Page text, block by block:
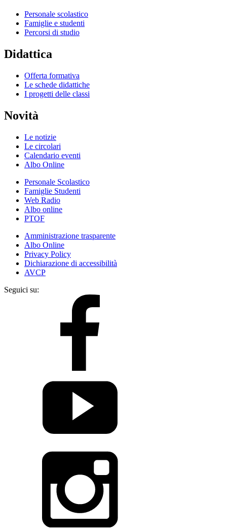
Personale scolastico
Famiglie e studenti
Percorsi di studio
Didattica
Offerta formativa
Le schede didattiche
I progetti delle classi
Novità
Le notizie
Le circolari
Calendario eventi
Albo Online
Personale Scolastico
Famiglie Studenti
Web Radio
Albo online
PTOF
Amministrazione trasparente
Albo Online
Privacy Policy
Dichiarazione di accessibilità
AVCP
Seguici su: